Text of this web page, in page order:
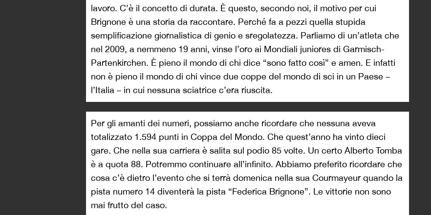
lavoro. C’è il concetto di durata. È questo, secondo noi, il motivo per cui
Brignone è una storia da raccontare. Perché fa a pezzi quella stupida
semplificazione giornalistica di genio e sregolatezza. Parliamo di un’atleta che
nel 2009, a nemmeno 19 anni, vinse l’oro ai Mondiali juniores di Garmisch-
Partenkirchen. È pieno il mondo di chi dice “sono fatto così” e amen. E infatti
non è pieno il mondo di chi vince due coppe del mondo di sci in un Paese –
l’Italia – in cui nessuna sciatrice c’era riuscita.
Per gli amanti dei numeri, possiamo anche ricordare che nessuna aveva
totalizzato 1.594 punti in Coppa del Mondo. Che quest’anno ha vinto dieci
gare. Che nella sua carriera è salita sul podio 85 volte. Un certo Alberto Tomba
è a quota 88. Potremmo continuare all’infinito. Abbiamo preferito ricordare che
cosa c’è dietro l’evento che si terrà domenica nella sua Courmayeur quando la
pista numero 14 diventerà la pista “Federica Brignone”. Le vittorie non sono
mai frutto del caso.